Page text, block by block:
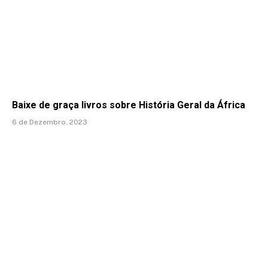
Baixe de graça livros sobre História Geral da África
6 de Dezembro, 2023